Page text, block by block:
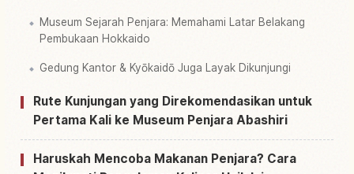
Museum Sejarah Penjara: Memahami Latar Belakang
Pembukaan Hokkaido
Gedung Kantor & Kyōkaidō Juga Layak Dikunjungi
Rute Kunjungan yang Direkomendasikan untuk
Pertama Kali ke Museum Penjara Abashiri
Haruskah Mencoba Makanan Penjara? Cara